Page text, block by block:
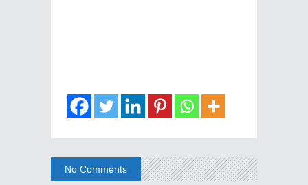
No Comments